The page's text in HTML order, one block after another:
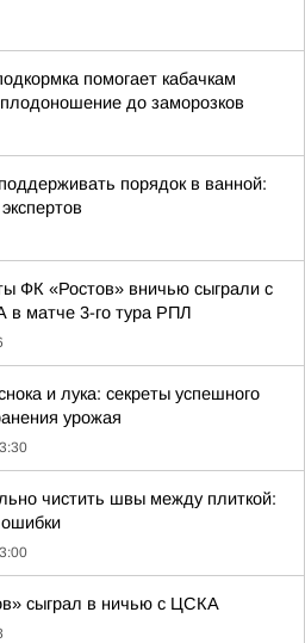
помогает кабачкам
до заморозков
порядок в ванной:
ФК «Ростов» вничью сыграли с
матче 3-го тура РПЛ
и лука: секреты успешного
урожая
чистить швы между плиткой:
сыграл в ничью с ЦСКА